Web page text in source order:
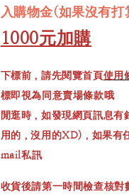
入購物金(如果沒有
1000元加購
下標前，請先閱覽首頁使用
標即視為同意賣場條款哦
閒逛時，如發現網頁訊息有
用的，沒用的XD)，如果有
mail私訊
收貨後請第一時間檢查核對